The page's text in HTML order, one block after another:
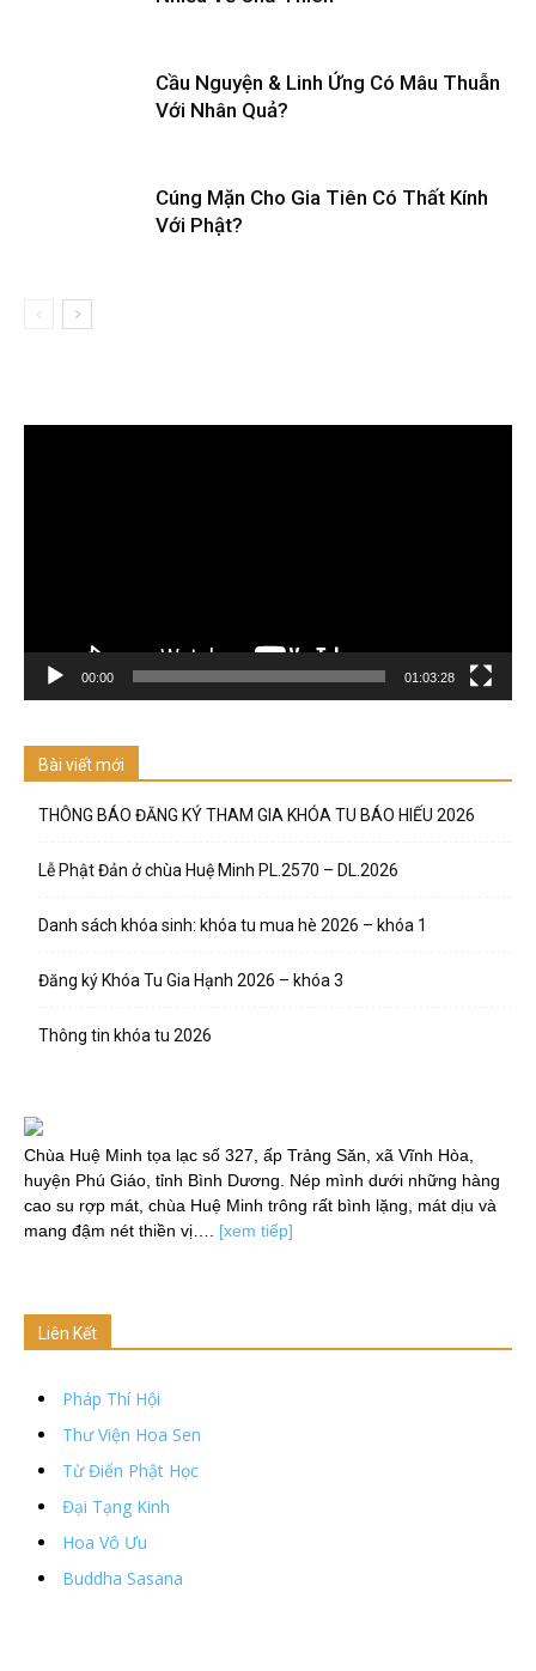
Cầu Nguyện & Linh Ứng Có Mâu Thuẫn
Với Nhân Quả?
Cúng Mặn Cho Gia Tiên Có Thất Kính
Với Phật?
00:00 01:03:28
Bài viết mới
THÔNG BÁO ĐĂNG KÝ THAM GIA KHÓA TU BÁO HIẾU 2026
Lễ Phật Đản ở chùa Huệ Minh PL.2570 – DL.2026
Danh sách khóa sinh: khóa tu mua hè 2026 – khóa 1
Đăng ký Khóa Tu Gia Hạnh 2026 – khóa 3
Thông tin khóa tu 2026
Chùa Huệ Minh tọa lạc số 327, ấp Trảng Săn, xã Vĩnh Hòa,
huyện Phú Giáo, tỉnh Bình Dương. Nép mình dưới những hàng
cao su rợp mát, chùa Huệ Minh trông rất bình lặng, mát dịu và
mang đậm nét thiền vị…. [xem tiếp]
Liên Kết
Pháp Thí Hội
Thư Viện Hoa Sen
Từ Điển Phật Học
Đại Tạng Kinh
Hoa Vô Ưu
Buddha Sasana